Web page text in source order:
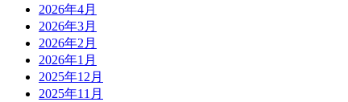
2026年4月
2026年3月
2026年2月
2026年1月
2025年12月
2025年11月